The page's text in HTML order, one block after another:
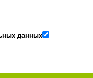
данных